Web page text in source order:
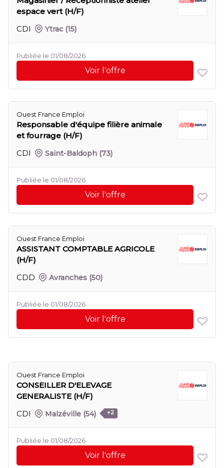
espace vert (H/F)
CDI
Ytrac (15)
Publiée le 01/08/2026
Voir l'offre
Ouest France Emploi
Responsable d'équipe filière animale
et fourrage (H/F)
CDI
Saint-Baldoph (73)
Publiée le 01/08/2026
Voir l'offre
Ouest France Emploi
ASSISTANT COMPTABLE AGRICOLE
(H/F)
CDD
Avranches (50)
Publiée le 01/08/2026
Voir l'offre
Ouest France Emploi
CONSEILLER D'ELEVAGE
GENERALISTE (H/F)
CDI
Malzéville (54) +2
Publiée le 01/08/2026
Voir l'offre